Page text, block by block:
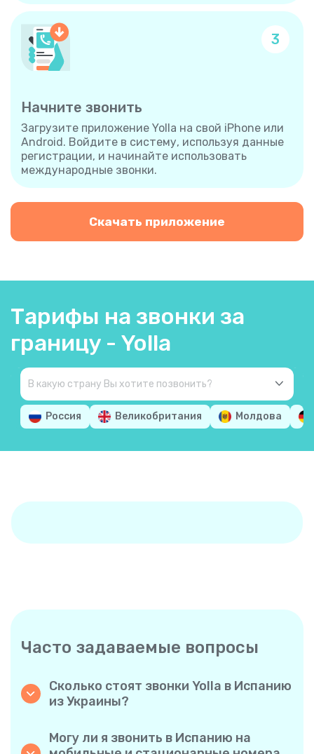
3
Начните звонить
Загрузите приложение Yolla на свой iPhone или
Android. Войдите в систему, используя данные
регистрации, и начинайте использовать
международные звонки.
Скачать приложение
Тарифы на звонки за
границу - Yolla
Россия Великобритания Молдова
Часто задаваемые вопросы
Сколько стоят звонки Yolla в Испанию
из Украины?
актуальными тарифами в приложении —
Могу ли я звонить в Испанию на